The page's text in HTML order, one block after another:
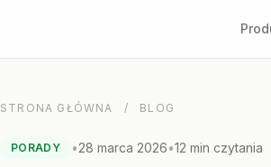
STRONA GŁÓWNA / BLOG
PORADY •28 marca 2026•12 min czytania